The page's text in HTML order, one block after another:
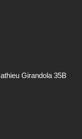
Girandola 35B